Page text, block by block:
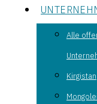
Alle
Kirgistan
Mongolei